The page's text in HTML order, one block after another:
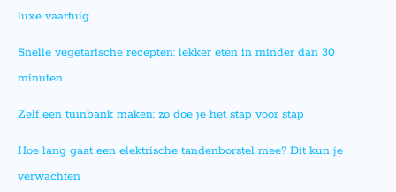
luxe vaartuig
Snelle vegetarische recepten: lekker eten in minder dan 30
minuten
Zelf een tuinbank maken: zo doe je het stap voor stap
Hoe lang gaat een elektrische tandenborstel mee? Dit kun je
verwachten